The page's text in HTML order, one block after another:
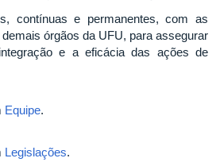
contínuas e permanentes, com as
órgãos da UFU, para assegurar
e a eficácia das ações de
Equipe.
Legislações.